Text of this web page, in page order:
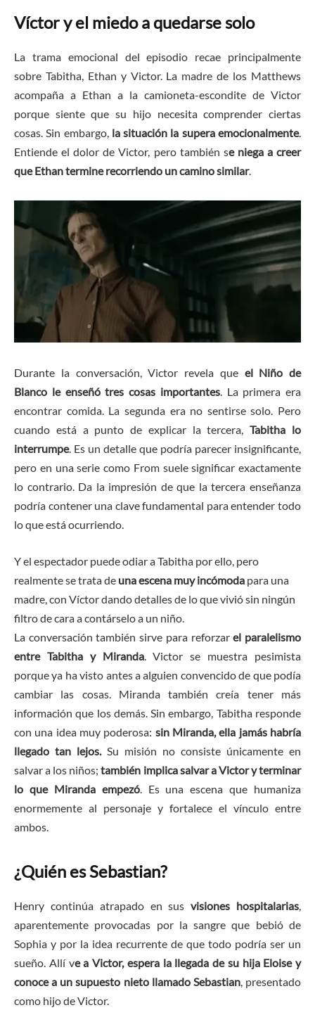
Víctor y el miedo a quedarse solo
La trama emocional del episodio recae principalmente
sobre Tabitha, Ethan y Victor. La madre de los Matthews
acompaña a Ethan a la camioneta-escondite de Victor
porque siente que su hijo necesita comprender ciertas
cosas. Sin embargo, la situación la supera emocionalmente.
Entiende el dolor de Victor, pero también se niega a creer
que Ethan termine recorriendo un camino similar.
Durante la conversación, Victor revela que el Niño de
Blanco le enseñó tres cosas importantes. La primera era
encontrar comida. La segunda era no sentirse solo. Pero
cuando está a punto de explicar la tercera,Tabitha lo
interrumpe. Es un detalle que podría parecer insignificante,
pero en una serie como From suele significar exactamente
lo contrario. Da la impresión de que la tercera enseñanza
podría contener una clave fundamental para entender todo
lo que está ocurriendo.
Y el espectador puede odiar a Tabitha por ello, pero
realmente se trata de una escena muy incómoda para una
madre, con Víctor dando detalles de lo que vivió sin ningún
filtro de cara a contárselo a un niño.
La conversación también sirve para reforzarel paralelismo
entre Tabitha y Miranda. Victor se muestra pesimista
porque ya ha visto antes a alguien convencido de que podía
cambiar las cosas. Miranda también creía tener más
información que los demás. Sin embargo, Tabitha responde
con una idea muy poderosa: sin Miranda, ella jamás habría
llegado tan lejos.Su misión no consiste únicamente en
salvar a los niños;también implica salvar a Victor y terminar
lo que Miranda empezó. Es una escena que humaniza
enormemente al personaje y fortalece el vínculo entre
ambos.
¿Quién es Sebastian?
Henry continúa atrapado en susvisiones hospitalarias,
aparentemente provocadas por la sangre que bebió de
Sophia y por la idea recurrente de que todo podría ser un
sueño. Allí ve a Victor, espera la llegada de su hija Eloise y
conoce a un supuesto nieto llamado Sebastian, presentado
como hijo de Victor.